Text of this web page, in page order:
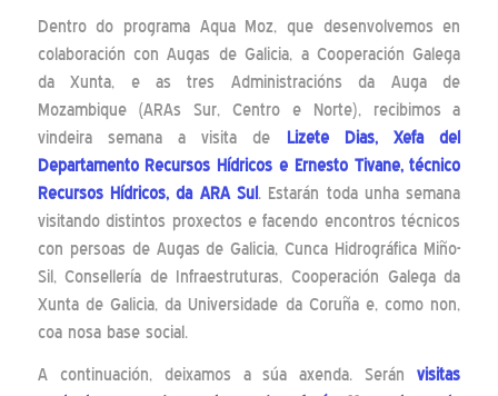
Dentro do programa Aqua Moz, que desenvolvemos en
colaboración con Augas de Galicia, a Cooperación Galega
da Xunta, e as tres Administracións da Auga de
Mozambique (ARAs Sur, Centro e Norte), recibimos a
vindeira semana a visita de Lizete Dias, Xefa del
Departamento Recursos Hídricos e Ernesto Tivane, técnico
Recursos Hídricos, da ARA Sul. Estarán toda unha semana
visitando distintos proxectos e facendo encontros técnicos
con persoas de Augas de Galicia, Cunca Hidrográfica Miño-
Sil, Consellería de Infraestruturas, Cooperación Galega da
Xunta de Galicia, da Universidade da Coruña e, como non,
coa nosa base social.
A continuación, deixamos a súa axenda. Seránvisitas